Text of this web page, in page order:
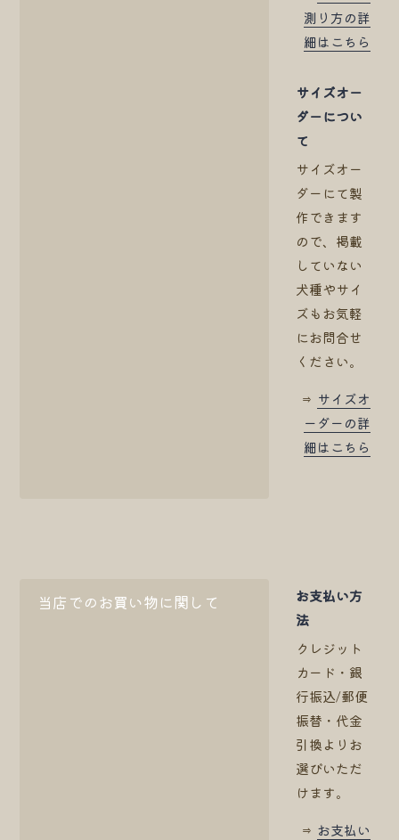
測り方の詳
細はこちら
サイズオー
ダーについ
て
サイズオー
ダーにて製
作できます
ので、掲載
していない
犬種やサイ
ズもお気軽
にお問合せ
ください。
⇒ サイズオ
ーダーの詳
細はこちら
当店でのお買い物に関して
お支払い方
法
クレジット
カード・銀
行振込/郵便
振替・代金
引換よりお
選びいただ
けます。
⇒ お支払い